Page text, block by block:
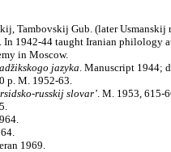
Tambovskij Gub. (later
1942-44 taught Iranian
in Moscow.
jazyka. Manuscript 1944;
p. M. 1952-63.
russkij slovar’. M. 1953, 615-
1969.